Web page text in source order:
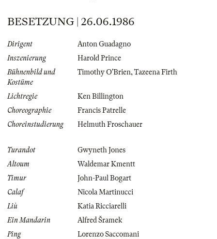
BESETZUNG | 26.06.1986
Dirigent
Anton Guadagno
Inszenierung
Harold Prince
Bühnenbild und
Kostüme
Timothy O'Brien,Tazeena Firth
Lichtregie
Ken Billington
Choreographie
Francis Patrelle
Choreinstudierung
Helmuth Froschauer
Turandot
Gwyneth Jones
Altoum
Waldemar Kmentt
Timur
John-Paul Bogart
Calaf
Nicola Martinucci
Liù
Katia Ricciarelli
Ein Mandarin
Alfred Šramek
Ping
Lorenzo Saccomani